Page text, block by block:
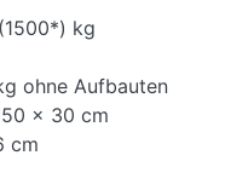
kg
ohne Aufbauten
x 30 cm
cm